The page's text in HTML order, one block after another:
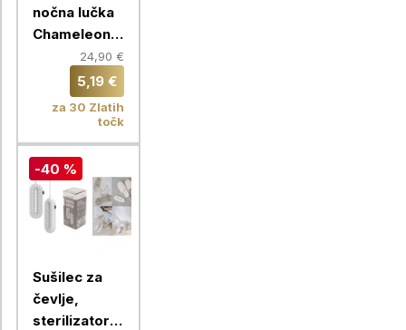
nočna lučka
Chameleon +
hišni polnilec
2x USB
24,90 €
5,19 €
za 30 Zlatih
točk
-40 %
Sušilec za
čevlje,
sterilizator z